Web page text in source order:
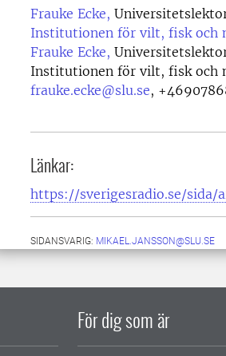
Frauke Ecke,
Institutionen för vilt, fisk och
Frauke Ecke,
Institutionen för vilt, fisk och
frauke.ecke@slu.se,
Länkar:
https://sverigesradio.se/sida/
SIDANSVARIG: MIKAEL.JANSSON@SLU.SE
För dig som är